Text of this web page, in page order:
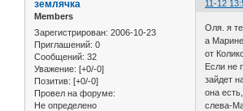
11-12
землячка
Members
Зарегистрирован: 2006-10-23
Приглашений: 0
Сообщений: 32
Уважение: [+0/-0]
Позитив: [+0/-0]
Провел на форуме:
Не определено
Оля. я
а
от
Если не
зайдет
она
слева-